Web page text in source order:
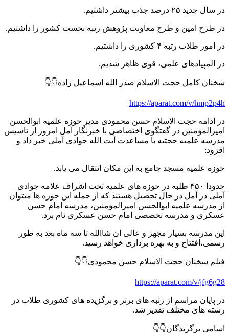
در سال جدید ۲۵ درصد جذب بیشتر داشتیم.
در طرح امین و طرح معاونت پژوهش رتبه نخست کشور را داشتیم.
در امور طلاب رتبه ۴ کشوری را داشتیم.
در المپیادهای علمی، قوی ظاهر شدیم.
سخنان کامل حجت الاسلام صدر الله اسماعیل زاده👇👇
https://aparat.com/v/hmp2p4h
در ادامه حجت الاسلام حسن محمودی مدیر حوزه علمیه ابوالحسن
امیرالمؤمنین در گفتگوی اختصاصی با خبرنگار آمل امروز از تاسیس
مدرسه علمیه حجتیه با مساعدت آیت الله جوادی آملی خبر داد و
افزود:
حوزه علمیه مسجد جامع به این مکان انتقال می یابد.
حدودا ۴۵۰ طلبه در حوزه های علمیه تحت اشراف علامه جوادی
آملی در آمل در حال تحصیل هستند که از جمله این حوزه ها میتوان
از مدرسه علمیه ابوالحسن امیرالمؤمنین، مدرسه امام حسن
عسکری و مدرسه تخصصی امام حسن عسکری نام برد.
این مدرسه بسیار مجهز و عالی ان شاالله تا سه ماه بعد به طور
رسمی،افتتاح و به بهره برداری خواهد رسید.
فیلم سخنان حجت الاسلام حسن محمودی👇👇
https://aparat.com/v/jfg6g28
در پایان مراسم از رتبه های برتر و برگزیده های کشوری طلاب در
رشته های مختلف تقدیر شد.
اسامی برگزیدگان👇👇